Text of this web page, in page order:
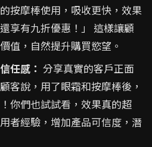
按摩棒使用，吸收更快，效果
享有九折優惠！」 這樣讓顧
值，自然提升購買慾望。
任感： 分享真實的客戶正面
客說，用了眼霜和按摩棒後，
你們也試試看，效果真的超
者經驗，增加產品可信度，潛